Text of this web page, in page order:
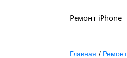
Ремонт iPhone
Главная /